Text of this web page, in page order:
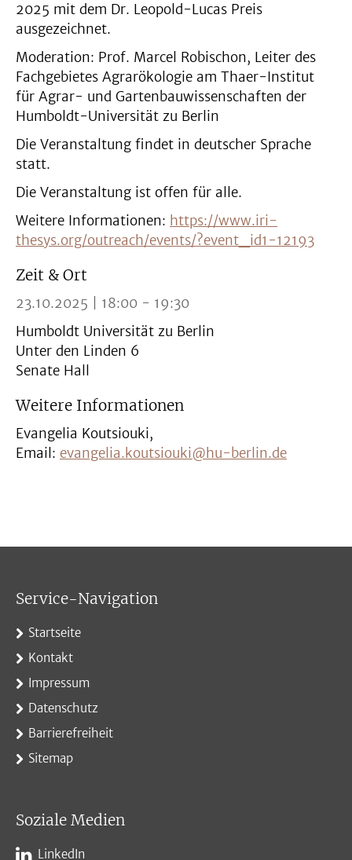
2025 mit dem Dr. Leopold-Lucas Preis
ausgezeichnet.
Moderation: Prof. Marcel Robischon, Leiter des
Fachgebietes Agrarökologie am Thaer-Institut
für Agrar- und Gartenbauwissenschaften der
Humboldt-Universität zu Berlin
Die Veranstaltung findet in deutscher Sprache
statt.
Die Veranstaltung ist offen für alle.
Weitere Informationen: https://www.iri-
thesys.org/outreach/events/?event_id1-12193
Zeit & Ort
23.10.2025 | 18:00 - 19:30
Humboldt Universität zu Berlin
Unter den Linden 6
Senate Hall
Weitere Informationen
Evangelia Koutsiouki,
Email: evangelia.koutsiouki@hu-berlin.de
Service-Navigation
Startseite
Kontakt
Impressum
Datenschutz
Barrierefreiheit
Sitemap
Soziale Medien
LinkedIn